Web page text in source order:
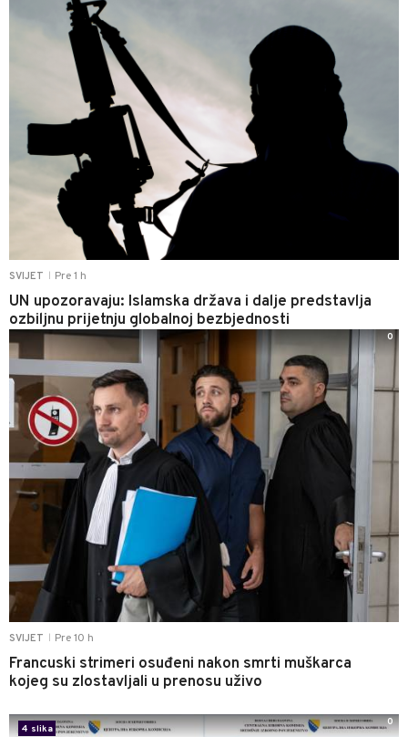
SVIJET Pre 1 h
UN upozoravaju: Islamska država i dalje predstavlja
ozbiljnu prijetnju globalnoj bezbjednosti
SVIJET Pre 10 h
Francuski strimeri osuđeni nakon smrti muškarca
kojeg su zlostavljali u prenosu uživo
0
4 slika
0